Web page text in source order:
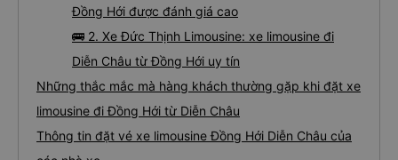
Đồng Hới được đánh giá cao
🚌 2. Xe Đức Thịnh Limousine: xe limousine đi
Diễn Châu từ Đồng Hới uy tín
Những thắc mắc mà hàng khách thường gặp khi đặt xe
limousine đi Đồng Hới từ Diễn Châu
Thông tin đặt vé xe limousine Đồng Hới Diễn Châu của